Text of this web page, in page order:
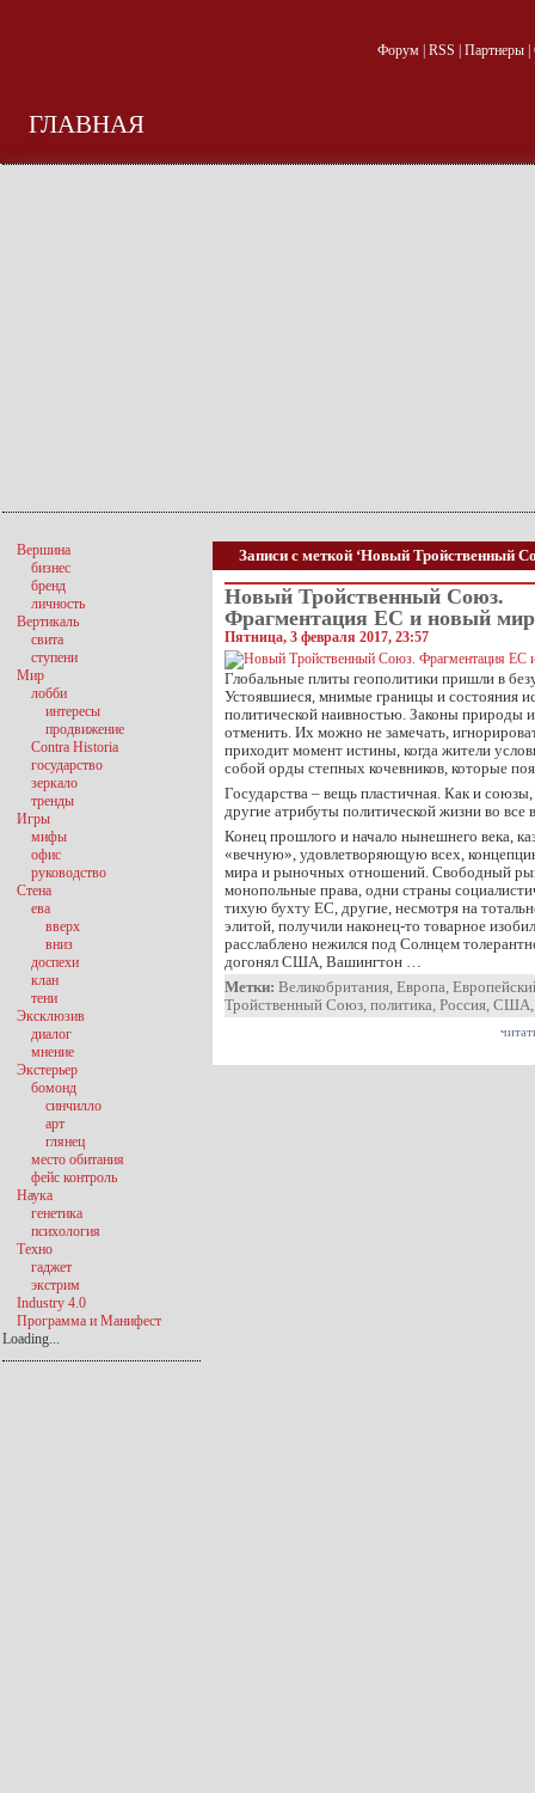
Форум| RSS Партнеры|
ГЛАВНАЯ
Записи с меткой ‘Новый Тройственный
Новый Тройственный Союз.
Фрагментация ЕС и новый
Пятница, 3 февраля 2017, 23:57
Глобальные плиты геополитики пришли в
Устоявшиеся, мнимые границы и состояния
политической наивностью. Законы природы
отменить. Их можно не замечать,
приходит момент истины, когда жители
собой орды степных кочевников, которые
Государства – вещь пластичная. Как и
другие атрибуты политической жизни во все
Конец прошлого и начало нынешнего века,
«вечную», удовлетворяющую всех,
мира и рыночных отношений. Свободный
монопольные права, одни страны
тихую бухту ЕС, другие, несмотря на
элитой, получили наконец-то товарное
расслаблено нежился под Солнцем
догонял США, Вашингтон …
Метки: Великобритания, Европа,
Тройственный Союз, политика, Россия, США
Вершина
бизнес
бренд
личность
Вертикаль
свита
ступени
Мир
лобби
интересы
продвижение
Contra Historia
государство
зеркало
тренды
Игры
мифы
офис
руководство
Стена
ева
вверх
вниз
доспехи
клан
тени
Эксклюзив
диалог
мнение
Экстерьер
бомонд
синчилло
арт
глянец
место обитания
фейс контроль
Наука
генетика
психология
Техно
гаджет
экстрим
Industry 4.0
Программа и Манифест
Loading...